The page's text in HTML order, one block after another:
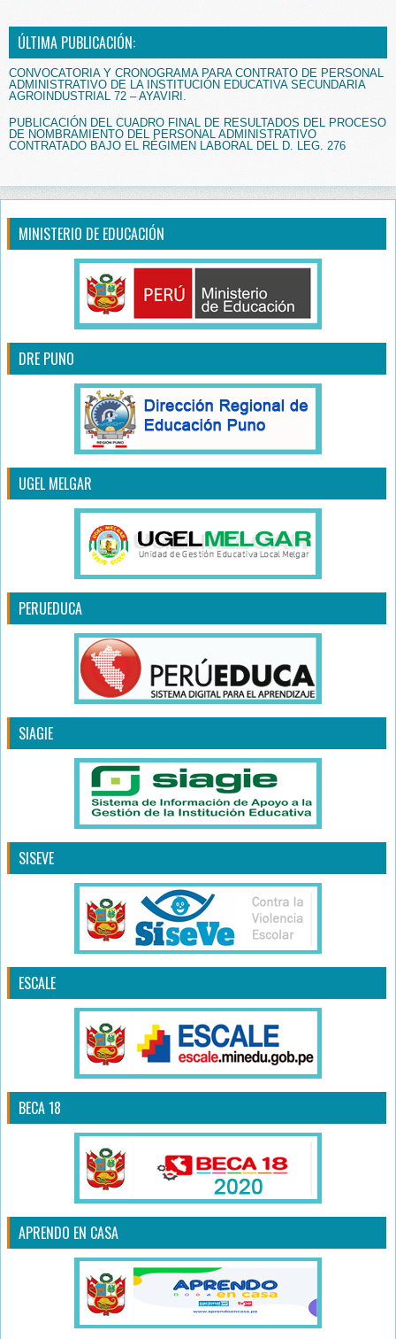
ÚLTIMA PUBLICACIÓN:
CONVOCATORIA Y CRONOGRAMA PARA CONTRATO DE PERSONAL
ADMINISTRATIVO DE LA INSTITUCIÓN EDUCATIVA SECUNDARIA
AGROINDUSTRIAL 72 – AYAVIRI.
PUBLICACIÓN DEL CUADRO FINAL DE RESULTADOS DEL PROCESO
DE NOMBRAMIENTO DEL PERSONAL ADMINISTRATIVO
CONTRATADO BAJO EL RÉGIMEN LABORAL DEL D. LEG. 276
MINISTERIO DE EDUCACIÓN
DRE PUNO
UGEL MELGAR
PERUEDUCA
SIAGIE
SISEVE
ESCALE
BECA 18
APRENDO EN CASA